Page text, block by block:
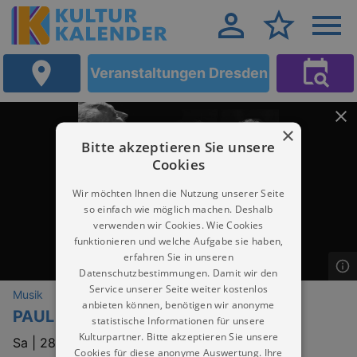
Veranstaltungen Dresden
Musik
PAUL MILLNS
Sa | 28.11.2026 | 20:00
×
Bitte akzeptieren Sie unsere
Cookies
Wir möchten Ihnen die Nutzung unserer Seite
so einfach wie möglich machen. Deshalb
verwenden wir Cookies. Wie Cookies
funktionieren und welche Aufgabe sie haben,
erfahren Sie in unseren
Datenschutzbestimmungen. Damit wir den
Service unserer Seite weiter kostenlos
anbieten können, benötigen wir anonyme
statistische Informationen für unsere
Kulturpartner. Bitte akzeptieren Sie unsere
Cookies für diese anonyme Auswertung. Ihre